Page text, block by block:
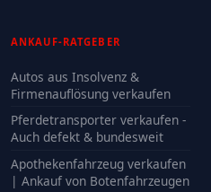
ANKAUF-RATGEBER
Autos aus Insolvenz &
Firmenauflösung verkaufen
Pferdetransporter verkaufen -
Auch defekt & bundesweit
Apothekenfahrzeug verkaufen
| Ankauf von Botenfahrzeugen